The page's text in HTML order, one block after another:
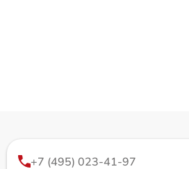
+7 (495) 023-41-97